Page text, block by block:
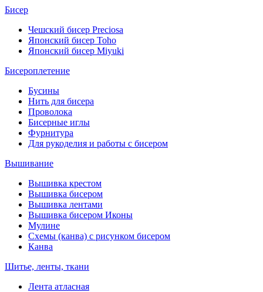
Бисер
Чешский бисер Preciosa
Японский бисер Toho
Японский бисер Miyuki
Бисероплетение
Бусины
Нить для бисера
Проволока
Бисерные иглы
Фурнитура
Для рукоделия и работы с бисером
Вышивание
Вышивка крестом
Вышивка бисером
Вышивка лентами
Вышивка бисером Иконы
Мулине
Схемы (канва) с рисунком бисером
Канва
Шитье, ленты, ткани
Лента атласная